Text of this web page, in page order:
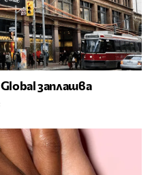
заплашва